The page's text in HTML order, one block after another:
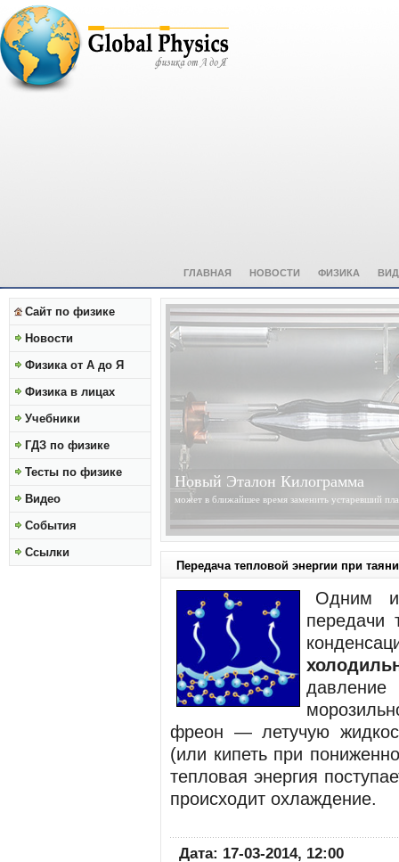
ГЛАВНАЯ НОВОСТИ ФИЗИКА
Сайт по физике
Новости
Физика от А до Я
Физика в лицах
Учебники
ГДЗ по физике
Тесты по физике
Видео
События
Ссылки
Солнце Становится Ближе
получены изображения высокого разрешения
Передача тепловой энергии при
Одним
передачи
фреон — летучую
(или кипеть при
тепловая энергия
происходит охлаждение.
Дата: 17-03-2014, 12:00